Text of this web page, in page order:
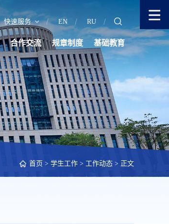
快速服务 EN RU
合作交流 规章制度 基础教育
首页 > 学生工作 > 工作动态 > 正文